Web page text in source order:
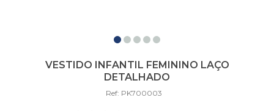
VESTIDO INFANTIL FEMININO LAÇO
DETALHADO
Ref: PK700003